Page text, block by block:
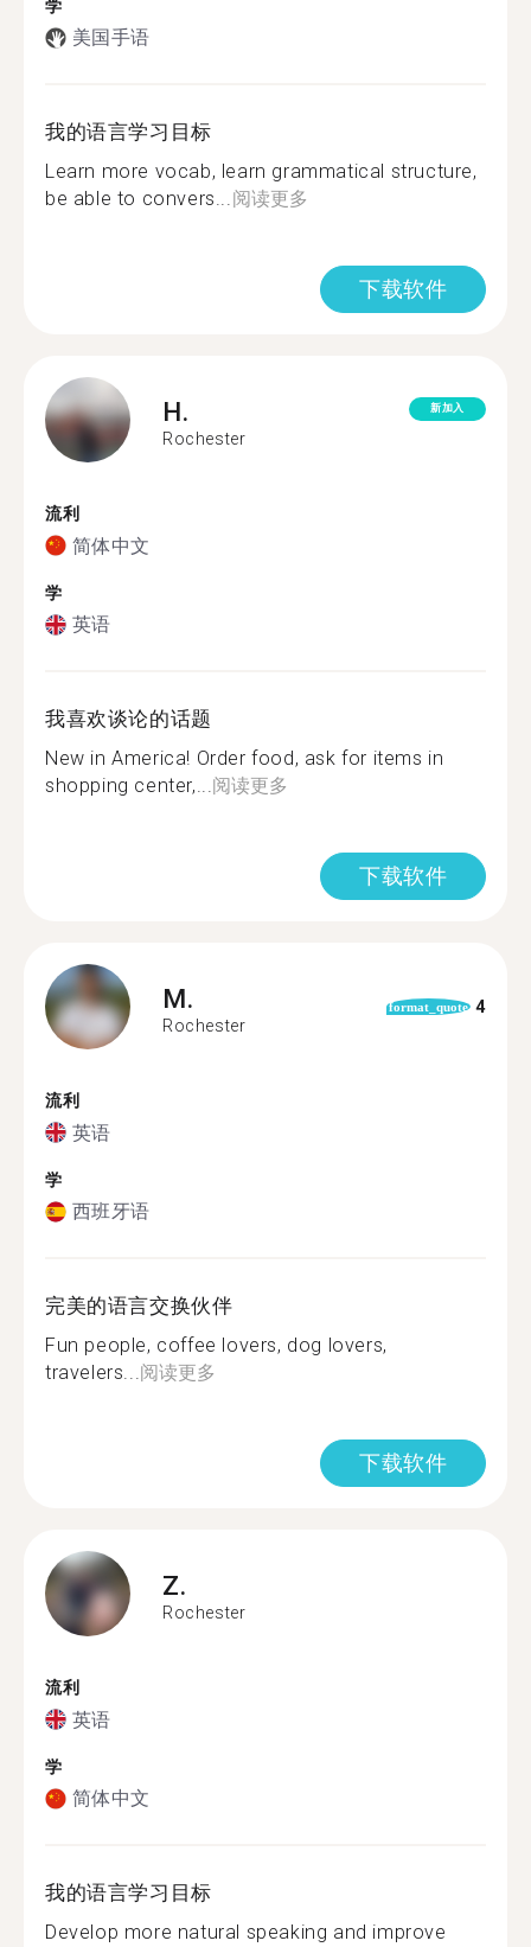
学
美国手语
我的语言学习目标
Learn more vocab, learn grammatical structure,
be able to convers...阅读更多
下载软件
H.
Rochester
新加入
流利
简体中文
学
英语
我喜欢谈论的话题
New in America! Order food, ask for items in
shopping center,...阅读更多
下载软件
M.
Rochester
format_quote 4
流利
英语
学
西班牙语
完美的语言交换伙伴
Fun people, coffee lovers, dog lovers,
travelers...阅读更多
下载软件
Z.
Rochester
流利
英语
学
简体中文
我的语言学习目标
Develop more natural speaking and improve